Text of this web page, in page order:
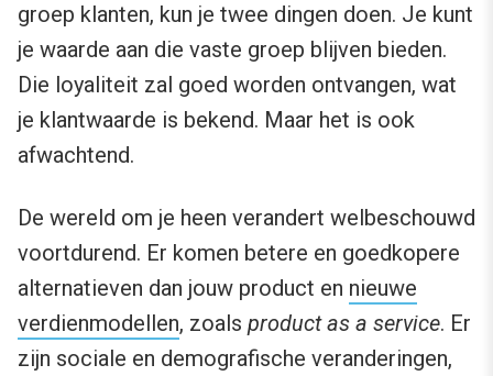
groep klanten, kun je twee dingen doen. Je kunt
je waarde aan die vaste groep blijven bieden.
Die loyaliteit zal goed worden ontvangen, wat
je klantwaarde is bekend. Maar het is ook
afwachtend.
De wereld om je heen verandert welbeschouwd
voortdurend. Er komen betere en goedkopere
alternatieven dan jouw product en nieuwe
verdienmodellen, zoals product as a service. Er
zijn sociale en demografische veranderingen,